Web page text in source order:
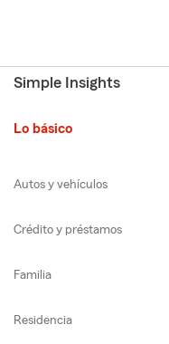
Simple Insights
Lo básico
Autos y vehículos
Crédito y préstamos
Familia
Residencia